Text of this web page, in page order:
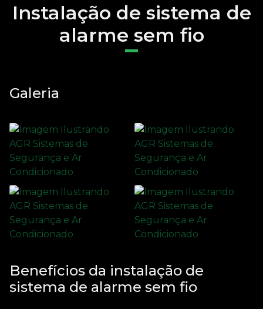
Instalação de sistema de
alarme sem fio
Galeria
Benefícios da instalação de
sistema de alarme sem fio